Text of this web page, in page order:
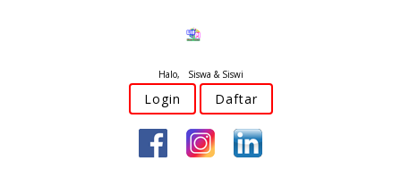
Halo, Siswa & Siswi
Login Daftar